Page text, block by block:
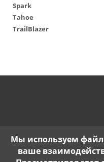
Spark
Tahoe
TrailBlazer
Мы используем
ваше